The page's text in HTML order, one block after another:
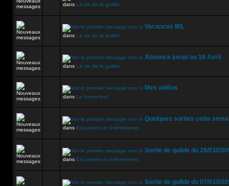
dans La vie de la guilde
Vacances IRL
dans La vie de la guilde
Absence jusqu'au 18 Avril
dans La vie de la guilde
Mes vidéos
dans Le fourre-tout
Quelques sorties cette
dans Excursions et évènements
Sortie de guilde du 28/03/
dans Excursions et évènements
Sortie de guilde du 07/03/